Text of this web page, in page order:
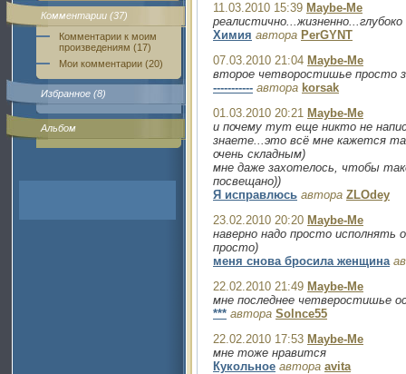
Комментарии (37)
Комментарии к моим
произведениям (17)
Мои комментарии (20)
Избранное (8)
Альбом
11.03.2010 15:39 Maybe-Me
реалистично...жизненно...глубоко
Химия автора PerGYNT
07.03.2010 21:04 Maybe-Me
второе четворостишье просто
----------- автора korsak
01.03.2010 20:21 Maybe-Me
и почему тут еще никто не
знаете...это всё мне кажется
очень складным)
мне даже захотелось, чтобы
посвещано))
Я исправлюсь автора ZLOdey
23.02.2010 20:20 Maybe-Me
наверно надо просто
просто)
меня снова бросила женщина
22.02.2010 21:49 Maybe-Me
мне последнее четверостишье
*** автора Solnce55
22.02.2010 17:53 Maybe-Me
мне тоже нравится
Кукольное автора avita